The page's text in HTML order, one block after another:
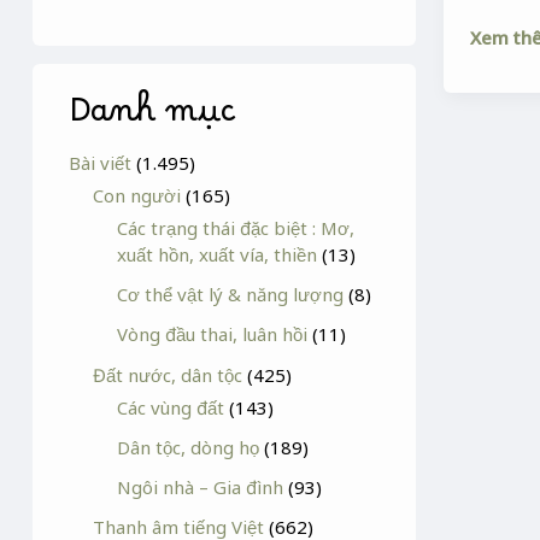
Danh mục
Bài viết (1.495)
Con người (165)
Các trạng thái đặc biệt : Mơ,
xuất hồn, xuất vía, thiền (13)
Cơ thể vật lý & năng lượng (8)
Vòng đầu thai, luân hồi (11)
Đất nước, dân tộc (425)
Các vùng đất (143)
Dân tộc, dòng họ (189)
Ngôi nhà – Gia đình (93)
Thanh âm tiếng Việt (662)
Xem